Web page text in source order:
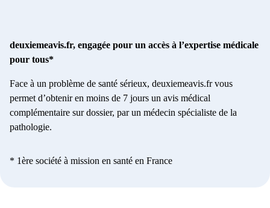
deuxiemeavis.fr, engagée pour un accès à l’expertise médicale
pour tous*
Face à un problème de santé sérieux, deuxiemeavis.fr vous
permet d’obtenir en moins de 7 jours un avis médical
complémentaire sur dossier, par un médecin spécialiste de la
pathologie.
* 1ère société à mission en santé en France